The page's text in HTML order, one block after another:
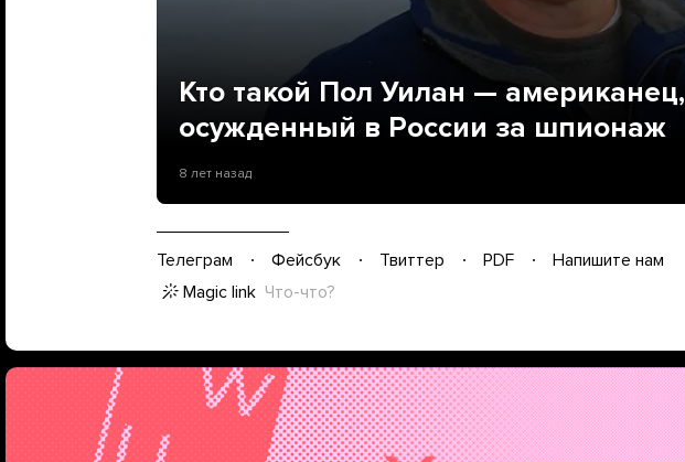
Кто такой Пол Уилан — американец,
осужденный в России за шпионаж
8 лет назад
Телеграм Фейсбук Твиттер PDF
Напишите нам
Magic link Что-что?